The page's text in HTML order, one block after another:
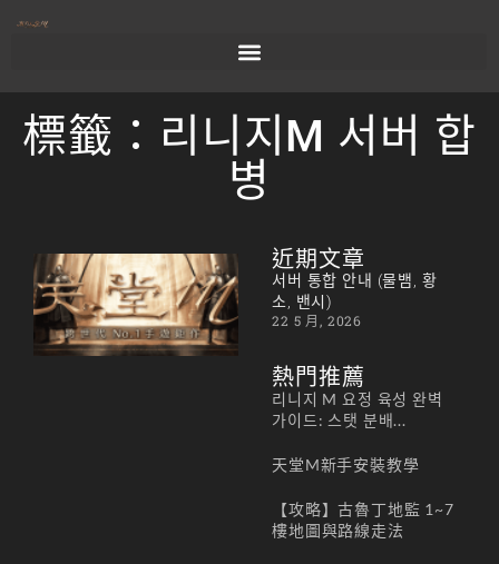
標籤：리니지M 서버 합
병
서버
통합
안내
뱀,
황
밴
시)
22 5
月,
近期文章
서버 통합 안내 (물뱀, 황
소, 밴시)
22 5 月, 2026
熱門推薦
리니지 M 요정 육성 완벽
가이드: 스탯 분배...
天堂M新手安裝教學
【攻略】古魯丁地監 1~7
樓地圖與路線走法